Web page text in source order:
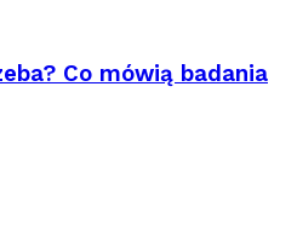
Co mówią badania